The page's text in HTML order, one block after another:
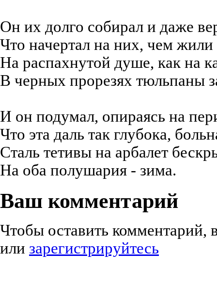
Он их долго собирал и даже
Что начертал на них, чем жили
На распахнутой душе, как на
В черных прорезях тюльпаны
И он подумал, опираясь на
Что эта даль так глубока,
Сталь тетивы на арбалет
На оба полушария - зима.
Ваш комментарий
Чтобы оставить комментарий,
или зарегистрируйтесь